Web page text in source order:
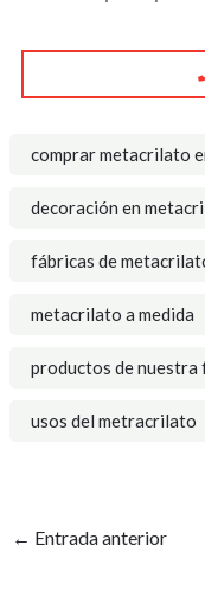
comprar metacrilato
decoración en
fábricas de
metacrilato a medida
productos de
usos del metracrilato
← Entrada anterior